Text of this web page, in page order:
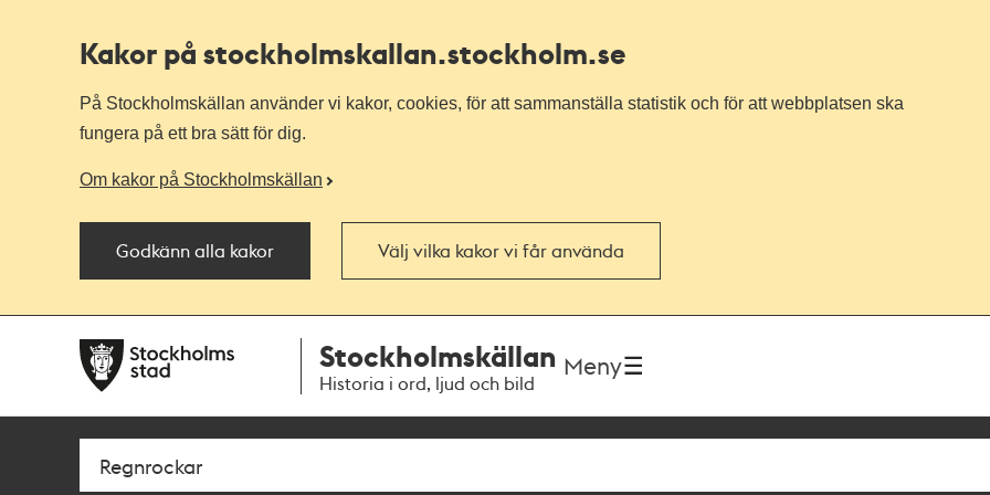
Kakor på stockholmskallan.stockholm.se
På Stockholmskällan använder vi kakor, cookies, för att sammanställa statistik och för att webbplatsen ska
fungera på ett bra sätt för dig.
Om kakor på Stockholmskällan
Godkänn alla kakor Välj vilka kakor vi får använda
navigationen
huvudinnehållet
Stockholmskällan
Historia i ord, ljud och bild
Meny
Sök